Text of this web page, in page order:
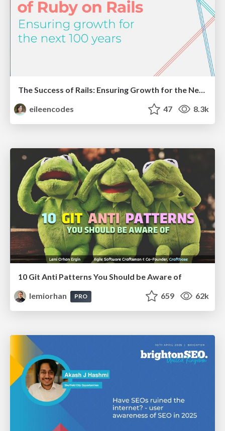
The Success of Rails: Ensuring Growth for the Next 100 Years
eileencodes
47 8.3k
10 Git Anti Patterns You Should be Aware of
lemiorhan
PRO 659 62k